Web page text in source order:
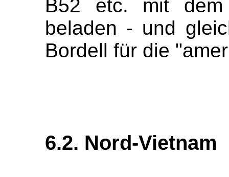
B52 etc. mit dem
beladen - und
Bordell für die
6.2. Nord-Vietnam